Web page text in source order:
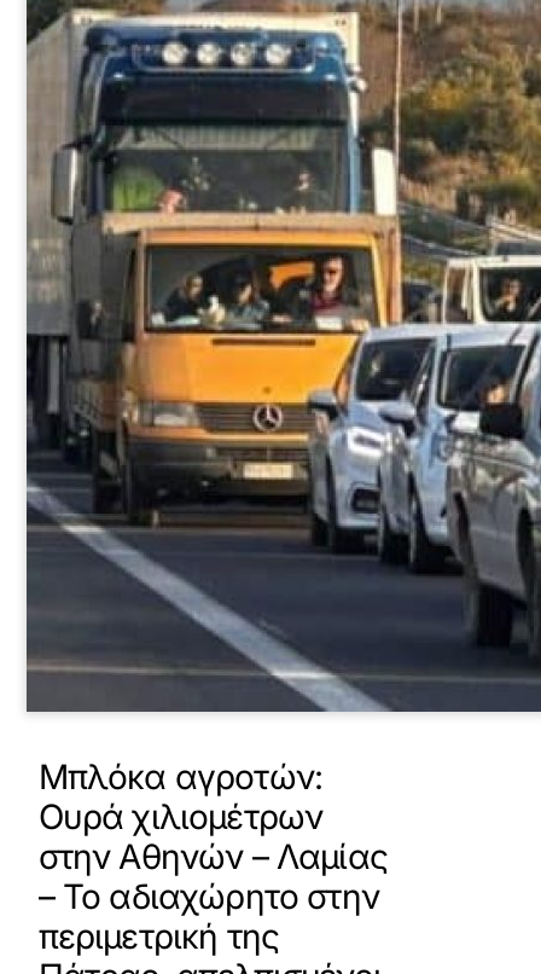
Μπλόκα αγροτών:
Ουρά χιλιομέτρων
στην Αθηνών – Λαμίας
– Το αδιαχώρητο στην
περιμετρική της